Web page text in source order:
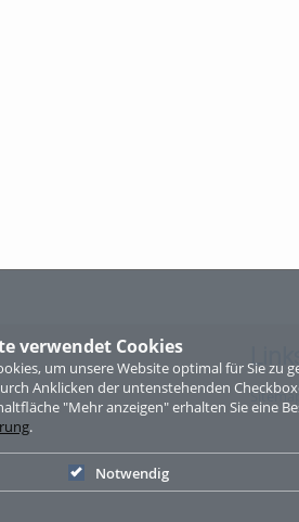
verwendet Cookies
um unsere Website optimal für Sie zu
Anklicken der untenstehenden
"Mehr anzeigen" erhalten Sie eine
.
Notwendig
Links